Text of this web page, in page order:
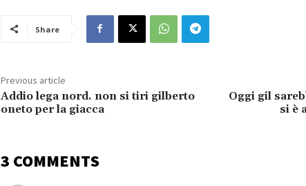
Share
Previous article
Addio lega nord. non si tiri gilberto
oneto per la giacca
Oggi gil
si è
3 COMMENTS